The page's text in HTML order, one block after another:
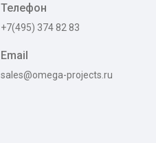
Телефон
+7(495) 374 82 83
Email
sales@omega-projects.ru